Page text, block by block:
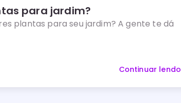
para jardim?
plantas para seu jardim? A gente te dá
Continuar lendo